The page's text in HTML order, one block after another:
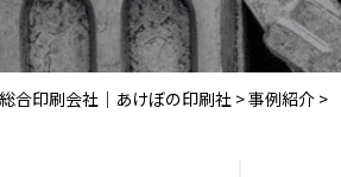
合印刷会社｜あけぼの印刷社 >事例紹介 >